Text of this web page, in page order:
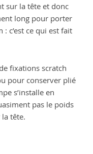
sur la tête et donc
long pour porter
c’est ce qui est fait
fixations scratch
pour conserver plié
s’installe en
pas le poids
tête.